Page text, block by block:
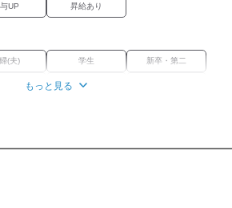
フリーター大歓迎
をしたいと思った日に
UP 昇給あり
(夫) 学生 新卒・第二
学歴不問
もっと見る